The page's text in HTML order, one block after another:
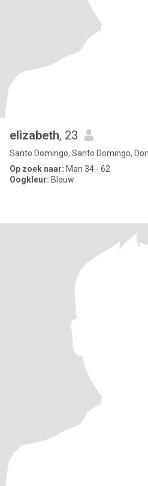
elizabeth, 23
Santo Domingo, Santo Domingo,
Op zoek naar: Man 34 - 62
Oogkleur: Blauw